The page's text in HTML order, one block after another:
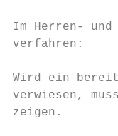
Im Herren-
verfahren:
Wird ein
verwiesen,
zeigen.